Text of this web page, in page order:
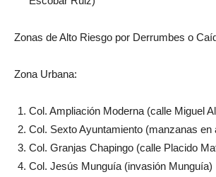
Zonas de Alto Riesgo por Derrumbes o
Zona Urbana:
Col. Ampliación Moderna (calle Miguel
Col. Sexto Ayuntamiento (manzanas en
Col. Granjas Chapingo (calle Placido
Col. Jesús Munguía (invasión Munguía)